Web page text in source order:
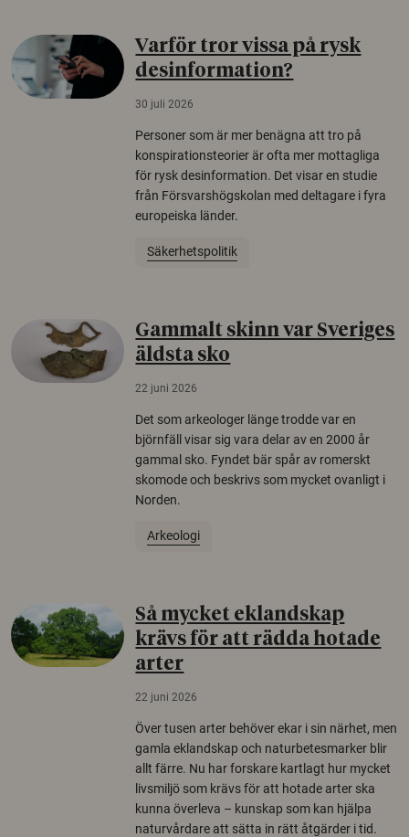
Varför tror vissa på rysk
desinformation?
30 juli 2026
Personer som är mer benägna att tro på
konspirationsteorier är ofta mer mottagliga
för rysk desinformation. Det visar en studie
från Försvarshögskolan med deltagare i fyra
europeiska länder.
Säkerhetspolitik
Gammalt skinn var Sveriges
äldsta sko
22 juni 2026
Det som arkeologer länge trodde var en
björnfäll visar sig vara delar av en 2000 år
gammal sko. Fyndet bär spår av romerskt
skomode och beskrivs som mycket ovanligt i
Norden.
Arkeologi
Så mycket eklandskap
krävs för att rädda hotade
arter
22 juni 2026
Över tusen arter behöver ekar i sin närhet, men
gamla eklandskap och naturbetesmarker blir
allt färre. Nu har forskare kartlagt hur mycket
livsmiljö som krävs för att hotade arter ska
kunna överleva – kunskap som kan hjälpa
naturvårdare att sätta in rätt åtgärder i tid.